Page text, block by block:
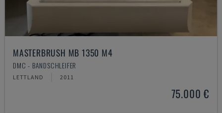
MASTERBRUSH MB 1350 M4
DMC - BANDSCHLEIFER
LETTLAND 2011
75.000 €